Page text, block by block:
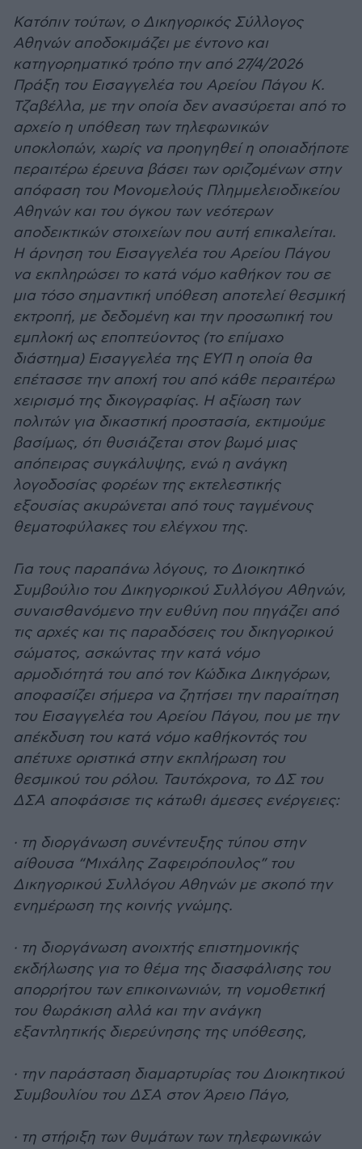
Κατόπιν τούτων, ο Δικηγορικός Σύλλογος
Αθηνών αποδοκιμάζει με έντονο και
κατηγορηματικό τρόπο την από 27/4/2026
Πράξη του Εισαγγελέα του Αρείου Πάγου Κ.
Τζαβέλλα, με την οποία δεν ανασύρεται από το
αρχείο η υπόθεση των τηλεφωνικών
υποκλοπών, χωρίς να προηγηθεί η οποιαδήποτε
περαιτέρω έρευνα βάσει των οριζομένων στην
απόφαση του Μονομελούς Πλημμελειοδικείου
Αθηνών και του όγκου των νεότερων
αποδεικτικών στοιχείων που αυτή επικαλείται.
Η άρνηση του Εισαγγελέα του Αρείου Πάγου
να εκπληρώσει το κατά νόμο καθήκον του σε
μια τόσο σημαντική υπόθεση αποτελεί θεσμική
εκτροπή, με δεδομένη και την προσωπική του
εμπλοκή ως εποπτεύοντος (το επίμαχο
διάστημα) Εισαγγελέα της ΕΥΠ η οποία θα
επέτασσε την αποχή του από κάθε περαιτέρω
χειρισμό της δικογραφίας. Η αξίωση των
πολιτών για δικαστική προστασία, εκτιμούμε
βασίμως, ότι θυσιάζεται στον βωμό μιας
απόπειρας συγκάλυψης, ενώ η ανάγκη
λογοδοσίας φορέων της εκτελεστικής
εξουσίας ακυρώνεται από τους ταγμένους
θεματοφύλακες του ελέγχου της.
Για τους παραπάνω λόγους, το Διοικητικό
Συμβούλιο του Δικηγορικού Συλλόγου Αθηνών,
συναισθανόμενο την ευθύνη που πηγάζει από
τις αρχές και τις παραδόσεις του δικηγορικού
σώματος, ασκώντας την κατά νόμο
αρμοδιότητά του από τον Κώδικα Δικηγόρων,
αποφασίζει σήμερα να ζητήσει την παραίτηση
του Εισαγγελέα του Αρείου Πάγου, που με την
απέκδυση του κατά νόμο καθήκοντός του
απέτυχε οριστικά στην εκπλήρωση του
θεσμικού του ρόλου. Ταυτόχρονα, το ΔΣ του
ΔΣΑ αποφάσισε τις κάτωθι άμεσες ενέργειες:
· τη διοργάνωση συνέντευξης τύπου στην
αίθουσα “Μιχάλης Ζαφειρόπουλος” του
Δικηγορικού Συλλόγου Αθηνών με σκοπό την
ενημέρωση της κοινής γνώμης.
· τη διοργάνωση ανοιχτής επιστημονικής
εκδήλωσης για το θέμα της διασφάλισης του
απορρήτου των επικοινωνιών, τη νομοθετική
του θωράκιση αλλά και την ανάγκη
εξαντλητικής διερεύνησης της υπόθεσης,
· την παράσταση διαμαρτυρίας του Διοικητικού
Συμβουλίου του ΔΣΑ στον Άρειο Πάγο,
· τη στήριξη των θυμάτων των τηλεφωνικών